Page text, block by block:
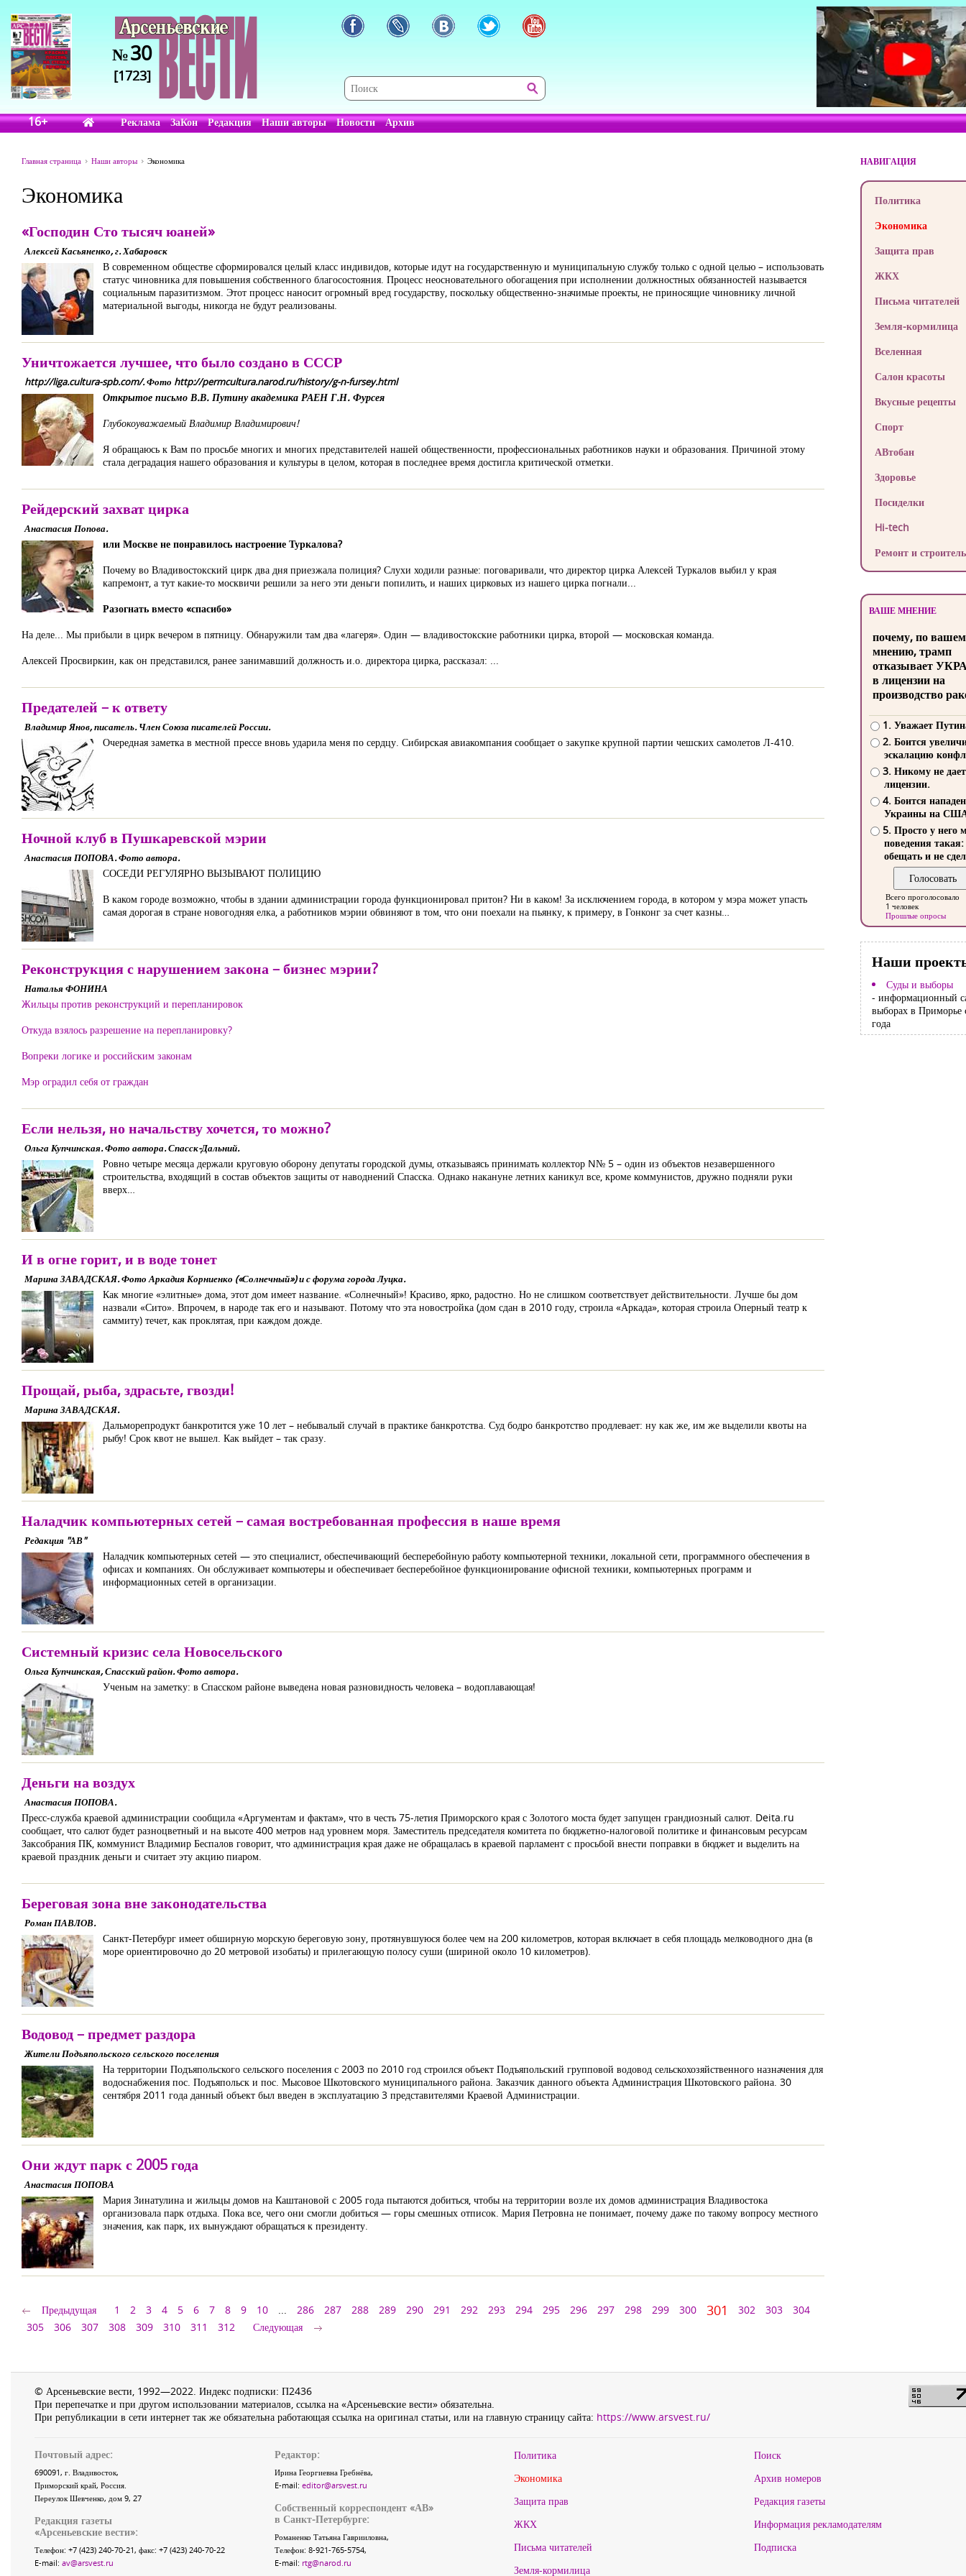
№30
[1723]
16+ Реклама ЗаКон Редакция Наши авторы Новости Архив
Главная страница Наши авторы Экономика
Экономика
«Господин Сто тысяч юаней»
Алексей Касьяненко, г. Хабаровск
В современном обществе сформировался целый класс индивидов, которые идут на государственную и муниципальную службу только с одной целью – использовать
статус чиновника для повышения собственного благосостояния. Процесс неосновательного обогащения при исполнении должностных обязанностей называется
социальным паразитизмом. Этот процесс наносит огромный вред государству, поскольку общественно-значимые проекты, не приносящие чиновнику личной
материальной выгоды, никогда не будут реализованы.
Уничтожается лучшее, что было создано в СССР
http://liga.cultura-spb.com/. Фото http://permcultura.narod.ru/history/g-n-fursey.html
Открытое письмо В.В. Путину академика РАЕН Г.Н. Фурсея
Глубокоуважаемый Владимир Владимирович!
Я обращаюсь к Вам по просьбе многих и многих представителей нашей общественности, профессиональных работников науки и образования. Причиной этому
стала деградация нашего образования и культуры в целом, которая в последнее время достигла критической отметки.
Рейдерский захват цирка
Анастасия Попова.
или Москве не понравилось настроение Туркалова?
Почему во Владивостокский цирк два дня приезжала полиция? Слухи ходили разные: поговаривали, что директор цирка Алексей Туркалов выбил у края
капремонт, а тут какие-то москвичи решили за него эти деньги попилить, и наших цирковых из нашего цирка погнали...
Разогнать вместо «спасибо»
На деле... Мы прибыли в цирк вечером в пятницу. Обнаружили там два «лагеря». Один — владивостокские работники цирка, второй — московская команда.
Алексей Просвиркин, как он представился, ранее занимавший должность и.о. директора цирка, рассказал: ...
Предателей – к ответу
Владимир Янов, писатель. Член Союза писателей России.
Очередная заметка в местной прессе вновь ударила меня по сердцу. Сибирская авиакомпания сообщает о закупке крупной партии чешских самолетов Л-410.
Ночной клуб в Пушкаревской мэрии
Анастасия ПОПОВА. Фото автора.
СОСЕДИ РЕГУЛЯРНО ВЫЗЫВАЮТ ПОЛИЦИЮ
В каком городе возможно, чтобы в здании администрации города функционировал притон? Ни в каком! За исключением города, в котором у мэра может упасть
самая дорогая в стране новогодняя елка, а работников мэрии обвиняют в том, что они поехали на пьянку, к примеру, в Гонконг за счет казны…
Реконструкция с нарушением закона – бизнес мэрии?
Наталья ФОНИНА
Жильцы против реконструкций и перепланировок
Откуда взялось разрешение на перепланировку?
Вопреки логике и российским законам
Мэр оградил себя от граждан
Если нельзя, но начальству хочется, то можно?
Ольга Купчинская. Фото автора. Спасск-Дальний.
Ровно четыре месяца держали круговую оборону депутаты городской думы, отказываясь принимать коллектор N№ 5 – один из объектов незавершенного
строительства, входящий в состав объектов защиты от наводнений Спасска. Однако накануне летних каникул все, кроме коммунистов, дружно подняли руки
вверх…
И в огне горит, и в воде тонет
Марина ЗАВАДСКАЯ. Фото Аркадия Корниенко («Солнечный») и с форума города Луцка.
Как многие «элитные» дома, этот дом имеет название. «Солнечный»! Красиво, ярко, радостно. Но не слишком соответствует действительности. Лучше бы дом
назвали «Сито». Впрочем, в народе так его и называют. Потому что эта новостройка (дом сдан в 2010 году, строила «Аркада», которая строила Оперный театр к
саммиту) течет, как проклятая, при каждом дожде.
Прощай, рыба, здрасьте, гвозди!
Марина ЗАВАДСКАЯ.
Дальморепродукт банкротится уже 10 лет – небывалый случай в практике банкротства. Суд бодро банкротство продлевает: ну как же, им же выделили квоты на
рыбу! Срок квот не вышел. Как выйдет – так сразу.
Наладчик компьютерных сетей – самая востребованная профессия в наше время
Редакция "АВ"
Наладчик компьютерных сетей — это специалист, обеспечивающий бесперебойную работу компьютерной техники, локальной сети, программного обеспечения в
офисах и компаниях. Он обслуживает компьютеры и обеспечивает бесперебойное функционирование офисной техники, компьютерных программ и
информационных сетей в организации.
Системный кризис села Новосельского
Ольга Купчинская, Спасский район. Фото автора.
Ученым на заметку: в Спасском районе выведена новая разновидность человека – водоплавающая!
Деньги на воздух
Анастасия ПОПОВА.
Пресс-служба краевой администрации сообщила «Аргументам и фактам», что в честь 75-летия Приморского края с Золотого моста будет запущен грандиозный салют. Deita.ru
сообщает, что салют будет разноцветный и на высоте 400 метров над уровнем моря. Заместитель председателя комитета по бюджетно-налоговой политике и финансовым ресурсам
Заксобрания ПК, коммунист Владимир Беспалов говорит, что администрация края даже не обращалась в краевой парламент с просьбой внести поправки в бюджет и выделить на
краевой праздник деньги и считает эту акцию пиаром.
Береговая зона вне законодательства
Роман ПАВЛОВ.
Санкт-Петербург имеет обширную морскую береговую зону, протянувшуюся более чем на 200 километров, которая включает в себя площадь мелководного дна (в
море ориентировочно до 20 метровой изобаты) и прилегающую полосу суши (шириной около 10 километров).
Водовод – предмет раздора
Жители Подъяпольского сельского поселения
На территории Подъяпольского сельского поселения с 2003 по 2010 год строился объект Подъяпольский групповой водовод сельскохозяйственного назначения для
водоснабжения пос. Подъяпольск и пос. Мысовое Шкотовского муниципального района. Заказчик данного объекта Администрация Шкотовского района. 30
сентября 2011 года данный объект был введен в эксплуатацию 3 представителями Краевой Администрации.
Они ждут парк с 2005 года
Анастасия ПОПОВА
Мария Зинатулина и жильцы домов на Каштановой с 2005 года пытаются добиться, чтобы на территории возле их домов администрация Владивостока
организовала парк отдыха. Пока все, чего они смогли добиться — горы смешных отписок. Мария Петровна не понимает, почему даже по такому вопросу местного
значения, как парк, их вынуждают обращаться к президенту.
Предыдущая 1 2 3 4 5 6 7 8 9 10 ... 286 287 288 289 290 291 292 293 294 295 296 297 298 299 300 301 302 303
304
305
306 307 308 309 310 311 312 Следующая
НАВИГАЦИЯ
Политика
Экономика
Защита прав
ЖКХ
Письма читателей
Земля-кормилица
Вселенная
Салон красоты
Вкусные рецепты
Спорт
АВтобан
Здоровье
Посиделки
Hi-tech
Ремонт и
ВАШЕ МНЕНИЕ
почему, по
мнению, трамп
отказывает
в лицензии на
производство
1. Уважает
2. Боится
эскалацию
3. Никому не
лицензии.
4. Боится
Украины на
5. Просто у него
поведения такая:
обещать и не
Всего проголосовало
1 человек
Прошлые опросы
Наши
Суды и выборы
- информационный
выборах в Приморье
года
© Арсеньевские вести, 1992—2022. Индекс подписки: П2436
При перепечатке и при другом использовании материалов, ссылка на «Арсеньевские вести» обязательна.
При републикации в сети интернет так же обязательна работающая ссылка на оригинал статьи, или на главную страницу сайта: https://www.arsvest.ru/
Почтовый адрес:
690091, г. Владивосток,
Приморский край, Россия.
Переулок Шевченко, дом 9, 27
Редакция газеты
«Арсеньевские вести»:
Телефон: +7 (423) 240-70-21, факс: +7 (423) 240-70-22
E-mail: av@arsvest.ru
Редактор:
Ирина Георгиевна Гребнёва,
E-mail: editor@arsvest.ru
Собственный корреспондент «АВ»
в Санкт-Петербурге:
Романенко Татьяна Гаврииловна,
Телефон: 8-921-765-5754,
E-mail: rtg@narod.ru
Политика
Экономика
Защита прав
ЖКХ
Письма читателей
Земля-кормилица
Поиск
Архив номеров
Редакция газеты
Информация рекламодателям
Подписка